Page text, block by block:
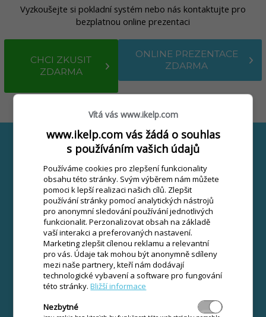
Vyzkoušejte si pokladní systém nebo nás kontaktujte pro
bezplatnou online prezentaci
CHCI ZKUSIT
ZDARMA
ONLINE PREZENTACE
ZDARMA
Přečtěte si více v našem blogu
Vítá vás www.ikelp.com
www.ikelp.com vás žádá o souhlas
s používáním vašich údajů
Používáme cookies pro zlepšení funkcionality
obsahu této stránky. Svým výběrem nám můžete
pomoci k lepší realizaci našich cílů. Zlepšit
používání stránky pomocí analytických nástrojů
pro anonymní sledování používání jednotlivých
funkcionalit. Perzonalizovat obsah na základě
vaší interakci a preferovaných nastavení.
Marketing zlepšit cílenou reklamu a relevantní
pro vás. Údaje tak mohou být anonymně sdíleny
mezi naše partnery, kteří nám dodávají
technologické vybavení a software pro fungování
této stránky.Bližší informace
Nezbytné